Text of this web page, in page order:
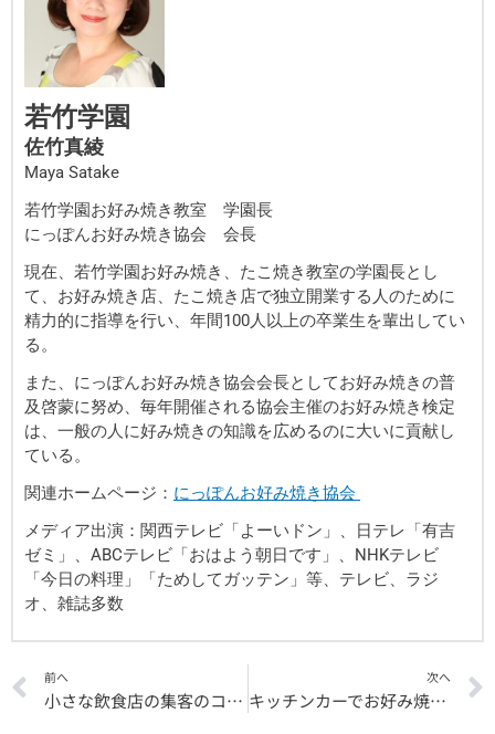
若竹学園
佐竹真綾
Maya Satake
若竹学園お好み焼き教室 学園長
にっぽんお好み焼き協会 会長
現在、若竹学園お好み焼き、たこ焼き教室の学園長とし
て、お好み焼き店、たこ焼き店で独立開業する人のために
精力的に指導を行い、年間100人以上の卒業生を輩出してい
る。
また、にっぽんお好み焼き協会会長としてお好み焼きの普
及啓蒙に努め、毎年開催される協会主催のお好み焼き検定
は、一般の人に好み焼きの知識を広めるのに大いに貢献し
ている。
関連ホームページ： にっぽんお好み焼き協会
メディア出演：関西テレビ「よーいドン」、日テレ「有吉
ゼミ」、ABCテレビ「おはよう朝日です」、NHKテレビ
「今日の料理」「ためしてガッテン」等、テレビ、ラジ
オ、雑誌多数
Prev
前へ
小さな飲食店の集客のコツとは？
次へ
キッチンカーでお好み焼き屋を開業するには？準備から開業まで